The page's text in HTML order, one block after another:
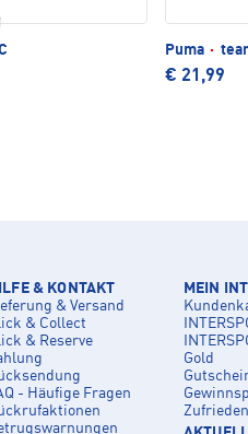
Puma ·
€ 21,99
& KONTAKT
& Versand
& Collect
& Reserve
- Häufige Fragen
MEIN
Gold